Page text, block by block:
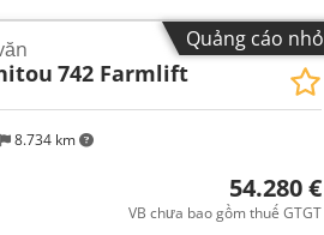
Quảng cáo nhỏ
8.734 km
742 Farmlift
54.280 €
VB chưa bao gồm thuế GTGT